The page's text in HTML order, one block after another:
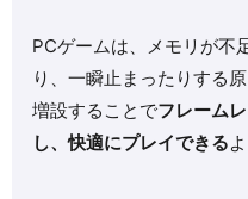
PCゲームは、メモリが不
り、一瞬止まったりする原
増設することでフレーム
し、快適にプレイできる